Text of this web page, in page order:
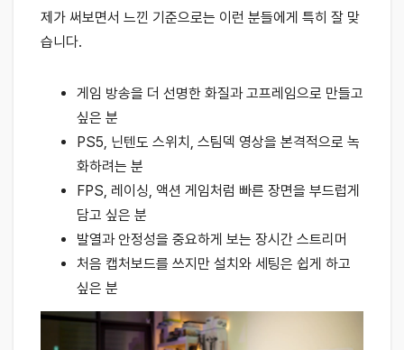
제가 써보면서 느낀 기준으로는 이런 분들에게 특히 잘 맞
습니다.
게임 방송을 더 선명한 화질과 고프레임으로 만들고
싶은 분
PS5, 닌텐도 스위치, 스팀덱 영상을 본격적으로 녹
화하려는 분
FPS, 레이싱, 액션 게임처럼 빠른 장면을 부드럽게
담고 싶은 분
발열과 안정성을 중요하게 보는 장시간 스트리머
처음 캡처보드를 쓰지만 설치와 세팅은 쉽게 하고
싶은 분